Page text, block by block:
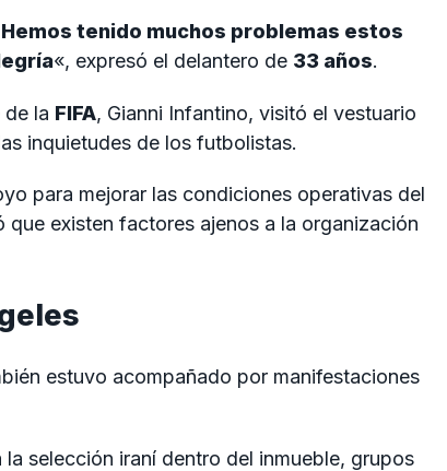
tenido muchos problemas estos
«, expresó el delantero de 33 años.
de la FIFA, Gianni Infantino, visitó el vestuario
inquietudes de los futbolistas.
para mejorar las condiciones operativas del
existen factores ajenos a la organización
estuvo acompañado por manifestaciones
selección iraní dentro del inmueble, grupos